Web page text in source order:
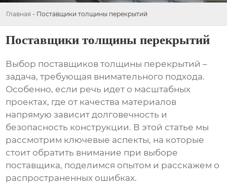
Главная - Поставщики толщины перекрытий
Поставщики толщины перекрытий
Выбор поставщиков толщины перекрытий –
задача, требующая внимательного подхода.
Особенно, если речь идет о масштабных
проектах, где от качества материалов
напрямую зависит долговечность и
безопасность конструкции. В этой статье мы
рассмотрим ключевые аспекты, на которые
стоит обратить внимание при выборе
поставщика, поделимся опытом и расскажем о
распространенных ошибках.